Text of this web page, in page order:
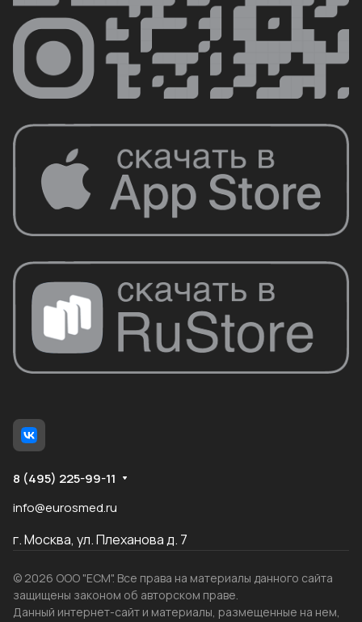
8 (495) 225-99-11
info@eurosmed.ru
г. Москва, ул. Плеханова д. 7
© 2026 ООО "ЕСМ". Все права на материалы данного сайта
защищены законом об авторском праве.
Данный интернет-сайт и материалы, размещенные на нем,